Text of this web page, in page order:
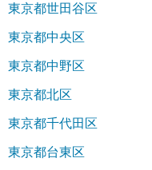
東京都世田谷区
東京都中央区
東京都中野区
東京都北区
東京都千代田区
東京都台東区